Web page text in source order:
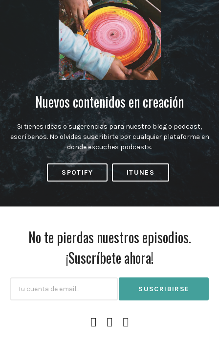
Nuevos contenidos en creación
Si tienes ideas o sugerencias para nuestro blog o podcast,
escríbenos. No olvides suscribirte por cualquier plataforma en
donde escuches podcasts.
SPOTIFY ITUNES
No te pierdas nuestros episodios.
¡Suscríbete ahora!
Email
Facebook
Profile
Instagram